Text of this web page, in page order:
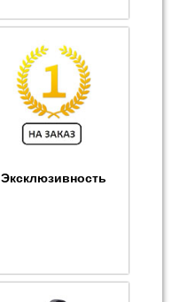
Эксклюзивность